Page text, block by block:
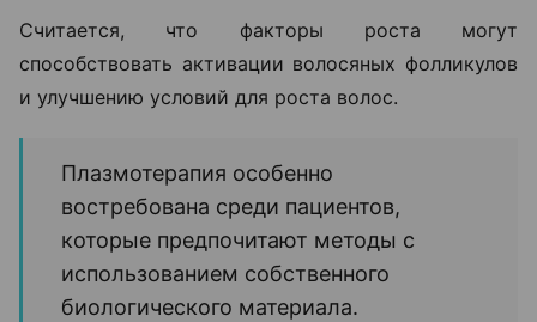
Считается, что факторы роста могут
способствовать активации волосяных фолликулов
и улучшению условий для роста волос.
Плазмотерапия особенно
востребована среди пациентов,
которые предпочитают методы с
использованием собственного
биологического материала.